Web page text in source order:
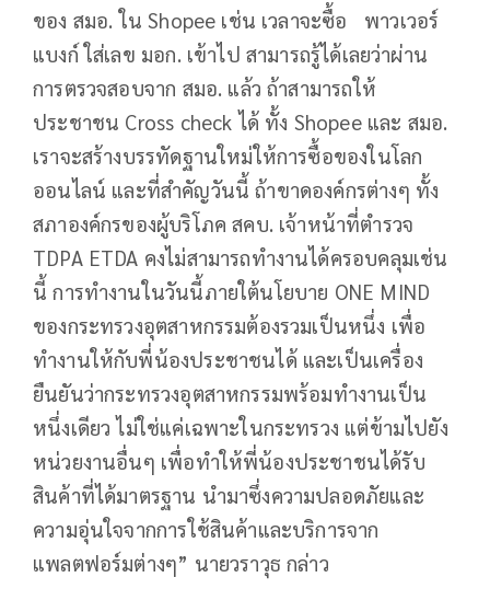
ของ สมอ. ใน Shopee เช่น เวลาจะซื้อ พาวเวอร์
แบงก์ ใส่เลข มอก. เข้าไป สามารถรู้ได้เลยว่าผ่าน
การตรวจสอบจาก สมอ. แล้ว ถ้าสามารถให้
ประชาชน Cross check ได้ ทั้ง Shopee และ สมอ.
เราจะสร้างบรรทัดฐานใหม่ให้การซื้อของในโลก
ออนไลน์ และที่สำคัญวันนี้ ถ้าขาดองค์กรต่างๆ ทั้ง
สภาองค์กรของผู้บริโภค สคบ. เจ้าหน้าที่ตำรวจ
TDPA ETDA คงไม่สามารถทำงานได้ครอบคลุมเช่น
นี้ การทำงานในวันนี้ภายใต้นโยบาย ONE MIND
ของกระทรวงอุตสาหกรรมต้องรวมเป็นหนึ่ง เพื่อ
ทำงานให้กับพี่น้องประชาชนได้ และเป็นเครื่อง
ยืนยันว่ากระทรวงอุตสาหกรรมพร้อมทำงานเป็น
หนึ่งเดียว ไม่ใช่แค่เฉพาะในกระทรวง แต่ข้ามไปยัง
หน่วยงานอื่นๆ เพื่อทำให้พี่น้องประชาชนได้รับ
สินค้าที่ได้มาตรฐาน นำมาซึ่งความปลอดภัยและ
ความอุ่นใจจากการใช้สินค้าและบริการจาก
แพลตฟอร์มต่างๆ” นายวราวุธ กล่าว